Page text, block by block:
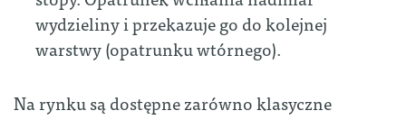
wydzieliny i przekazuje go do kolejnej
warstwy (opatrunku wtórnego).
Na rynku są dostępne zarówno klasyczne